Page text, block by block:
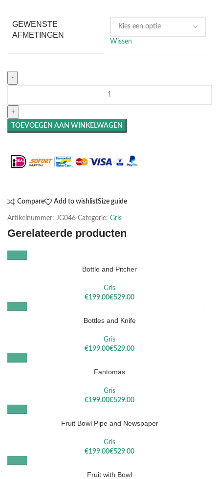
GEWENSTE
AFMETINGEN
Wissen
TOEVOEGEN AAN WINKELWAGEN
Compare Add to wishlistSize guide
Artikelnummer: JG046 Categorie: Gris
Gerelateerde producten
Bottle and Pitcher
Gris
€
€
Bottles and Knife
Gris
€
€
Fantomas
Gris
€
€
Fruit Bowl Pipe and Newspaper
Gris
€
€
Fruit with Bowl